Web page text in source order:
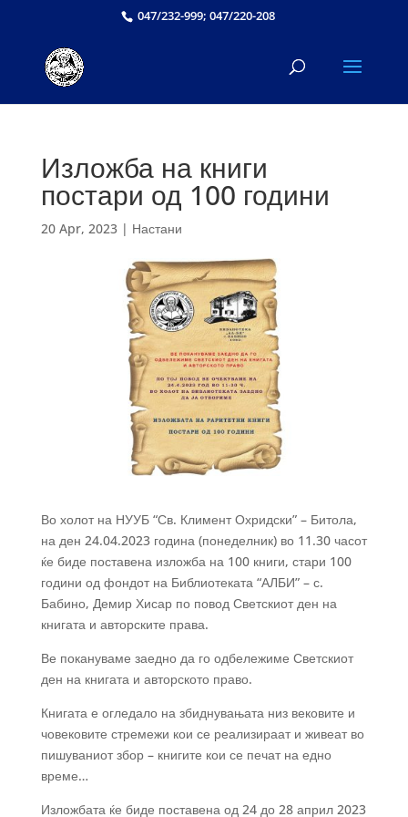
047/232-999; 047/220-208
Изложба на книги
постари од 100 години
20 Apr, 2023| Настани
Во холот на НУУБ “Св. Климент Охридски” – Битола,
на ден 24.04.2023 година (понеделник) во 11.30 часот
ќе биде поставена изложба на 100 книги, стари 100
години од фондот на Библиотеката “АЛБИ” – с.
Бабино, Демир Хисар по повод Светскиот ден на
книгата и авторските права.
Ве покануваме заедно да го одбележиме Светскиот
ден на книгата и авторското право.
Книгата е огледало на збиднувањата низ вековите и
човековите стремежи кои се реализираат и живеат во
пишуваниот збор – книгите кои се печат на едно
време…
Изложбата ќе биде поставена од 24 до 28 април 2023